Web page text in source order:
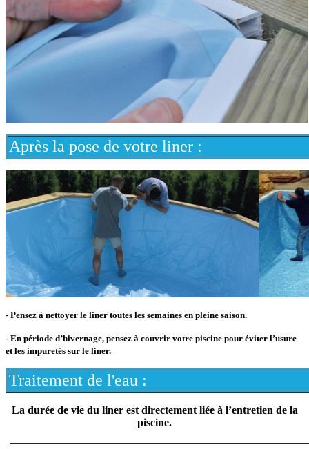
Après la pose de votre liner :
- Pensez à nettoyer le liner toutes les semaines en pleine saison.
- En période d’hivernage, pensez à couvrir votre piscine pour éviter l’usure
et les impuretés sur le liner.
Traitement de l'eau :
La durée de vie du liner est directement liée à l’entretien de la
piscine.